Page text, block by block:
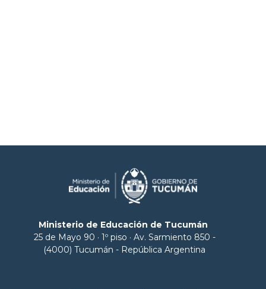
Ministerio de Educación de Tucumán
25 de Mayo 90 · 1º piso · Av. Sarmiento 850 -
(4000) Tucumán - República Argentina